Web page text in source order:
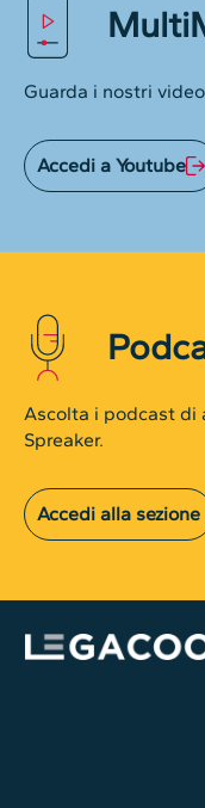
Guarda i nostri
Accedi a Youtube
Ascolta i podcast di
Spreaker.
Accedi alla sezione